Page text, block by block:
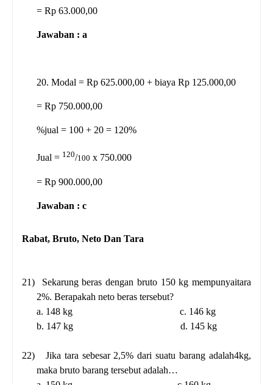
= Rp 63.000,00
Jawaban : a
20. Modal = Rp 625.000,00 + biaya Rp 125.000,00
= Rp 750.000,00
%jual = 100 + 20 = 120%
Jual = 120/100 x 750.000
= Rp 900.000,00
Jawaban : c
Rabat, Bruto, Neto Dan Tara
21)
Sekarung beras dengan bruto 150 kg mempunyaitara
2%. Berapakah neto beras tersebut?
a. 148 kg
c. 146 kg
b. 147 kg
d. 145 kg
22)
Jika tara sebesar 2,5% dari suatu barang adalah4kg,
maka bruto barang tersebut adalah…